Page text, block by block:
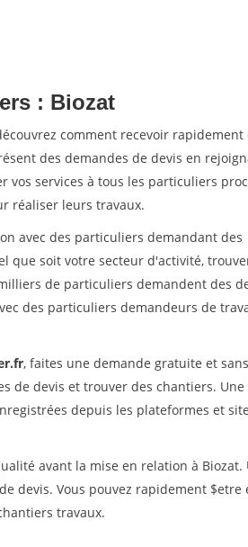
: Biozat
comment recevoir rapidement
des demandes de devis en
vos services à tous les particuliers
réaliser leurs travaux.
avec des particuliers demandant des
que soit votre secteur d'activité,
de particuliers demandent des
des particuliers demandeurs de
, faites une demande gratuite et sans
de devis et trouver des chantiers. Une
depuis les plateformes et
avant la mise en relation à Biozat.
devis. Vous pouvez rapidement $etre
travaux.